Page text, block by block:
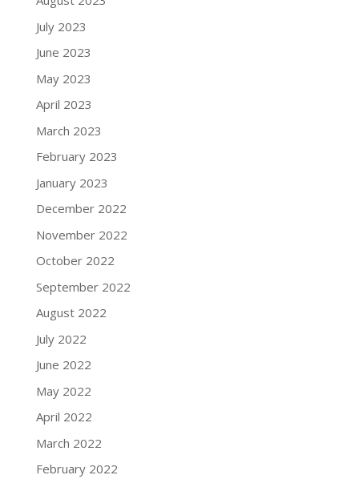
July 2023
June 2023
May 2023
April 2023
March 2023
February 2023
January 2023
December 2022
November 2022
October 2022
September 2022
August 2022
July 2022
June 2022
May 2022
April 2022
March 2022
February 2022